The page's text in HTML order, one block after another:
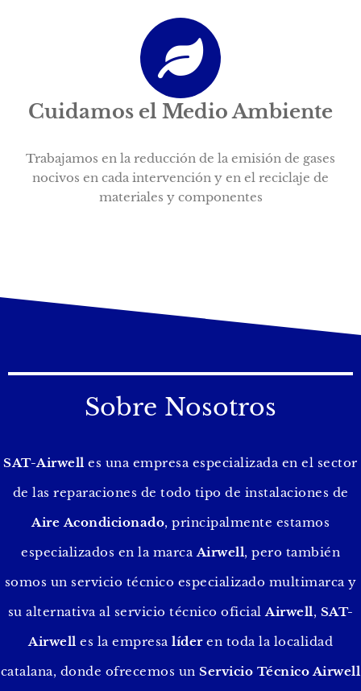
Cuidamos el Medio Ambiente
Trabajamos en la reducción de la emisión de gases
nocivos en cada intervención y en el reciclaje de
materiales y componentes
Sobre Nosotros
SAT-Airwell es una empresa especializada en el sector
de las reparaciones de todo tipo de instalaciones de
Aire Acondicionado, principalmente estamos
especializados en la marca Airwell, pero también
somos un servicio técnico especializado multimarca y
su alternativa al servicio técnico oficial Airwell, SAT-
Airwell es la empresa líderen toda la localidad
catalana, donde ofrecemos unServicio Técnico Airwell